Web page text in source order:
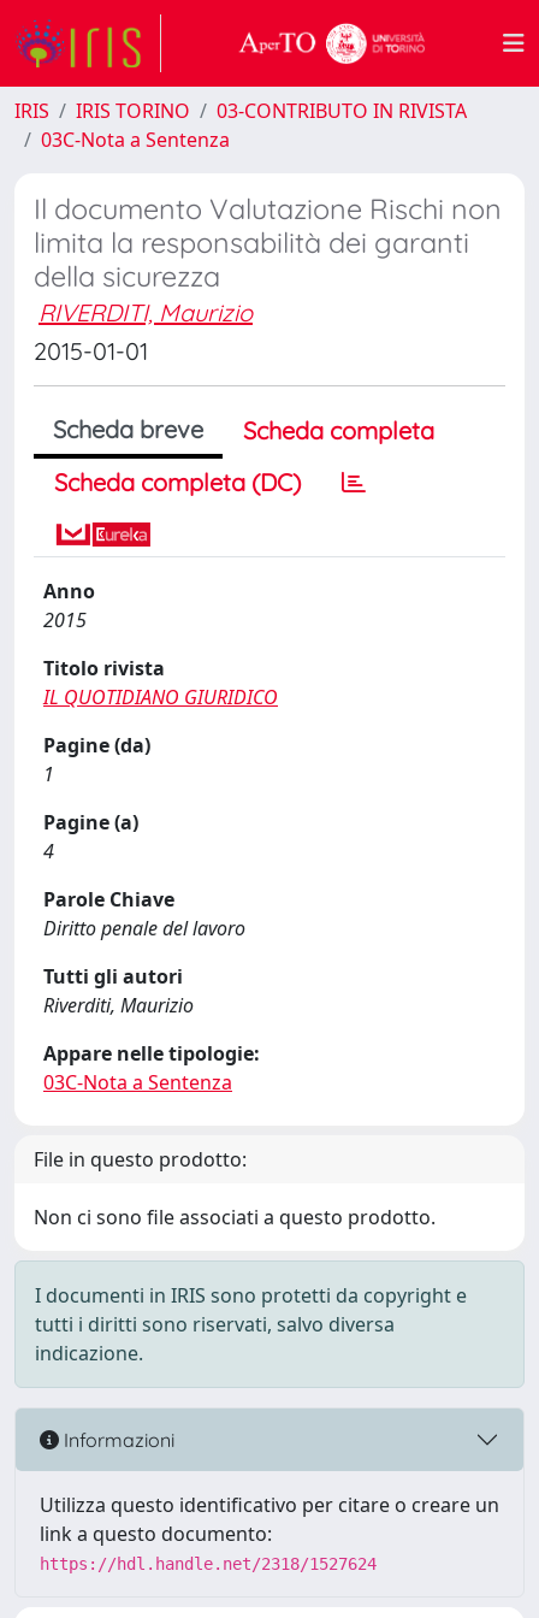
IRIS IRIS TORINO
03-CONTRIBUTO IN RIVISTA
03C-Nota a Sentenza
Il documento Valutazione Rischi non
limita la responsabilità dei garanti
della sicurezza
RIVERDITI, Maurizio
2015-01-01
Scheda breve
Scheda completa
Scheda completa (DC)
Anno
2015
Titolo rivista
IL QUOTIDIANO GIURIDICO
Pagine (da)
1
Pagine (a)
4
Parole Chiave
Diritto penale del lavoro
Tutti gli autori
Riverditi, Maurizio
Appare nelle tipologie:
03C-Nota a Sentenza
File in questo prodotto:
Non ci sono file associati a questo prodotto.
I documenti in IRIS sono protetti da copyright e
tutti i diritti sono riservati, salvo diversa
indicazione.
Informazioni
Utilizza questo identificativo per citare o creare un
link a questo documento:
https://hdl.handle.net/2318/1527624